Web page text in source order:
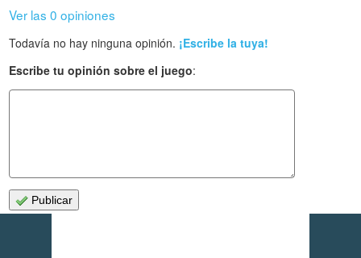
Ver las 0 opiniones
Todavía no hay ninguna opinión. ¡Escribe la tuya!
Escribe tu opinión sobre el juego:
Publicar